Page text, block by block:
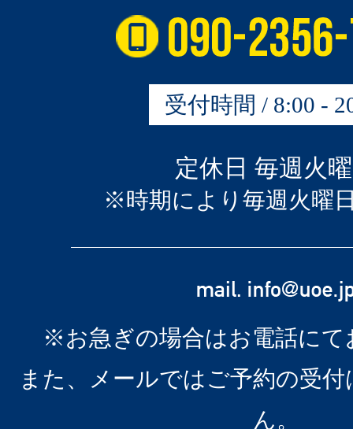
受付時間 / 8:00 -
定休日 毎週火
※時期により毎週火曜
※お急ぎの場合はお電話にて
また、メールではご予約の受
ん。